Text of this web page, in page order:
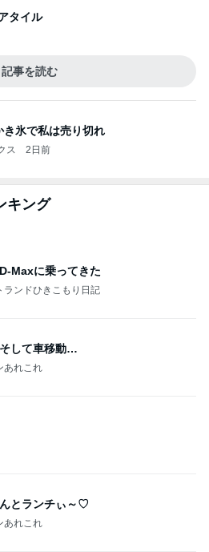
ランドひきこもり日記
あれこれ
とランチぃ～♡
あれこれ
あれこれ